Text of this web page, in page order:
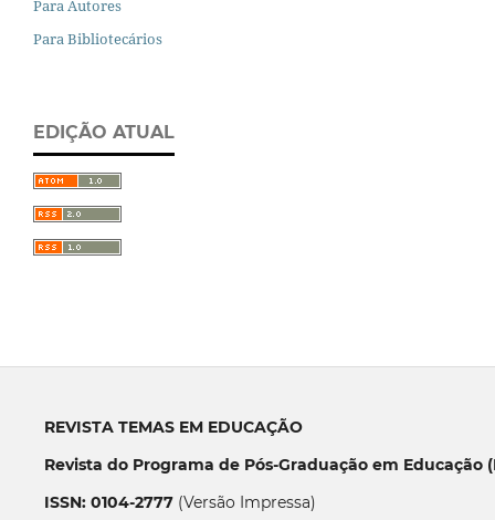
Para Autores
Para Bibliotecários
EDIÇÃO ATUAL
REVISTA TEMAS EM EDUCAÇÃO
Revista do Programa de Pós-Graduação em Educação
ISSN: 0104-2777(Versão Impressa)